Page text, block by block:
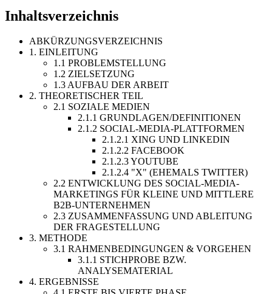
Inhaltsverzeichnis
ABKÜRZUNGSVERZEICHNIS
1. EINLEITUNG
1.1 PROBLEMSTELLUNG
1.2 ZIELSETZUNG
1.3 AUFBAU DER ARBEIT
2. THEORETISCHER TEIL
2.1 SOZIALE MEDIEN
2.1.1 GRUNDLAGEN/DEFINITIONEN
2.1.2 SOCIAL-MEDIA-PLATTFORMEN
2.1.2.1 XING UND LINKEDIN
2.1.2.2 FACEBOOK
2.1.2.3 YOUTUBE
2.1.2.4 "X" (EHEMALS TWITTER)
2.2 ENTWICKLUNG DES SOCIAL-MEDIA-
MARKETINGS FÜR KLEINE UND MITTLERE
B2B-UNTERNEHMEN
2.3 ZUSAMMENFASSUNG UND ABLEITUNG
DER FRAGESTELLUNG
3. METHODE
3.1 RAHMENBEDINGUNGEN & VORGEHEN
3.1.1 STICHPROBE BZW.
ANALYSEMATERIAL
4. ERGEBNISSE